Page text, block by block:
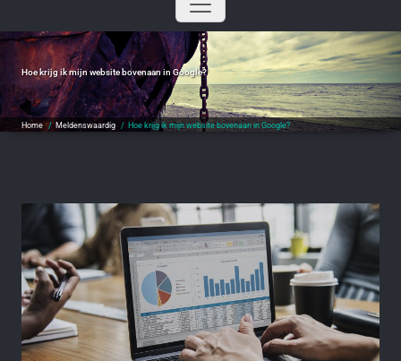
Hoe krijg ik mijn website bovenaan in Google?
Home / Meldenswaardig / Hoe krijg ik mijn website bovenaan in Google?